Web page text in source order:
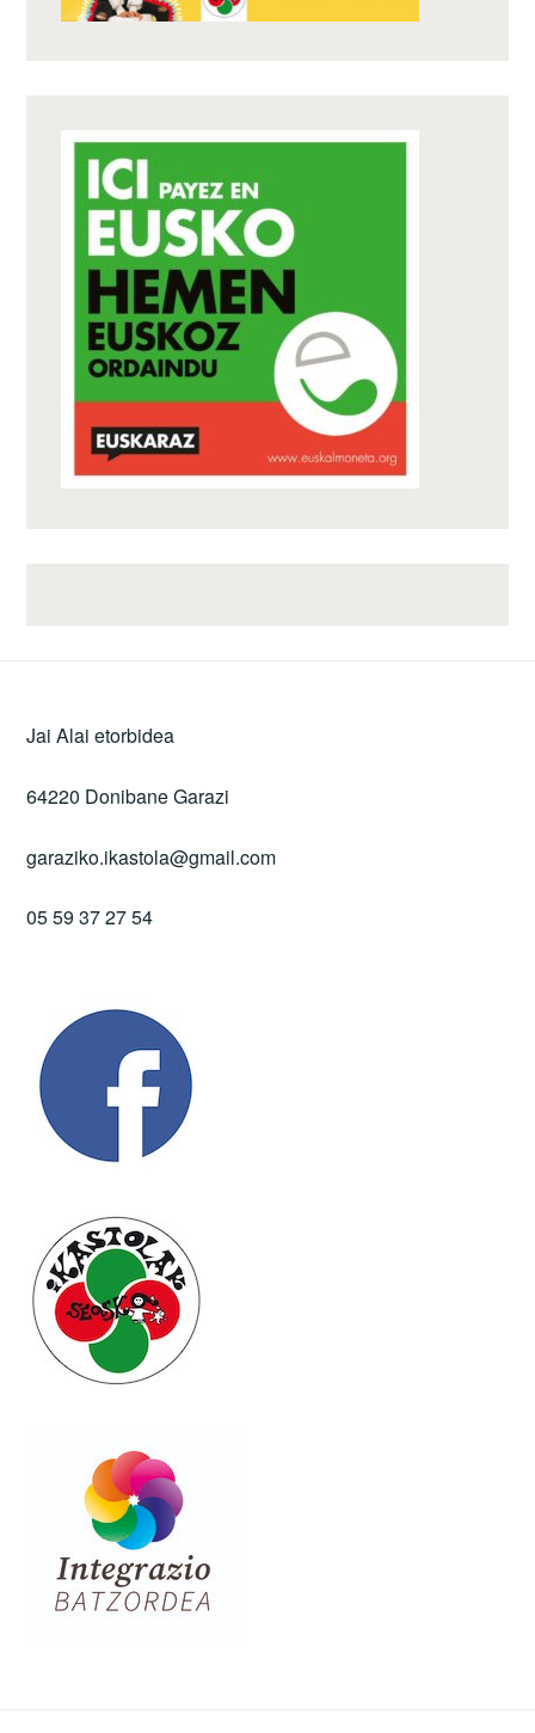
Jai Alai etorbidea
64220 Donibane Garazi
garaziko.ikastola@gmail.com
05 59 37 27 54